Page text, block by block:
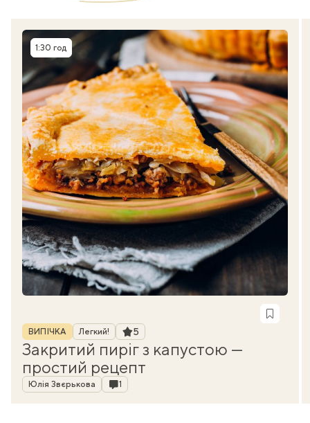
Час приготування
1:30 год
Рубрика
ВИПІЧКА Легкий! Рейтинг
5
Закритий пиріг з капустою —
простий рецепт
Автор
Юлія Звєрькова Коментарі
1